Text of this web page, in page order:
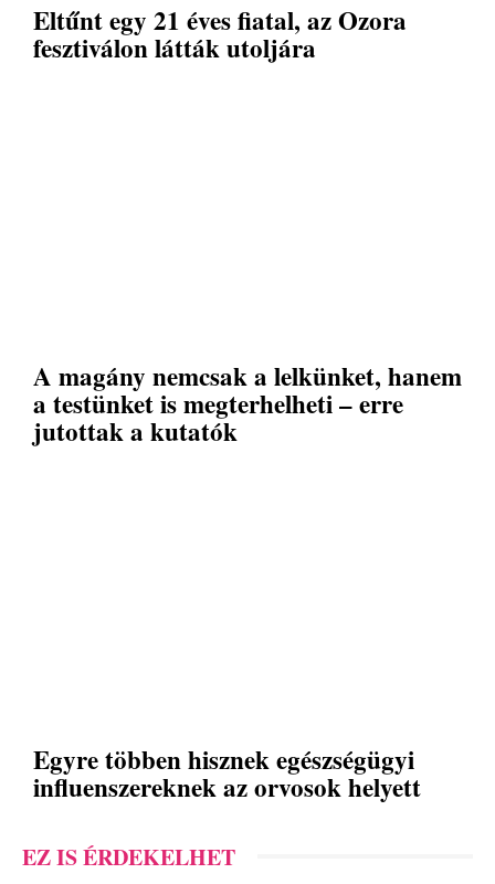
Eltűnt egy 21 éves fiatal, az Ozora
fesztiválon látták utoljára
A magány nemcsak a lelkünket, hanem
a testünket is megterhelheti – erre
jutottak a kutatók
Egyre többen hisznek egészségügyi
influenszereknek az orvosok helyett
EZ IS ÉRDEKELHET